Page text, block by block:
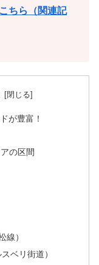
ちら（関連記
が豊富！
の区間
線）
ベリ街道）